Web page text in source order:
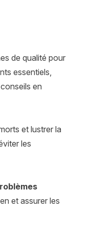
de qualité pour
essentiels,
en
et lustrer la
les
et assurer les